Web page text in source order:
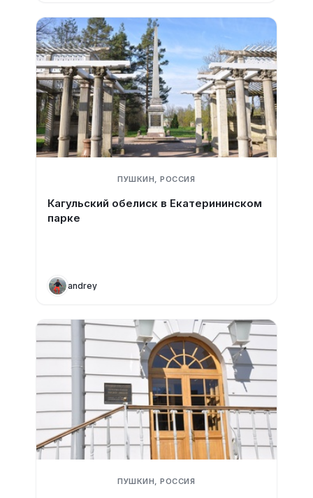
ПУШКИН, РОССИЯ
Кагульский обелиск в Екатерининском
парке
andrey
ПУШКИН, РОССИЯ